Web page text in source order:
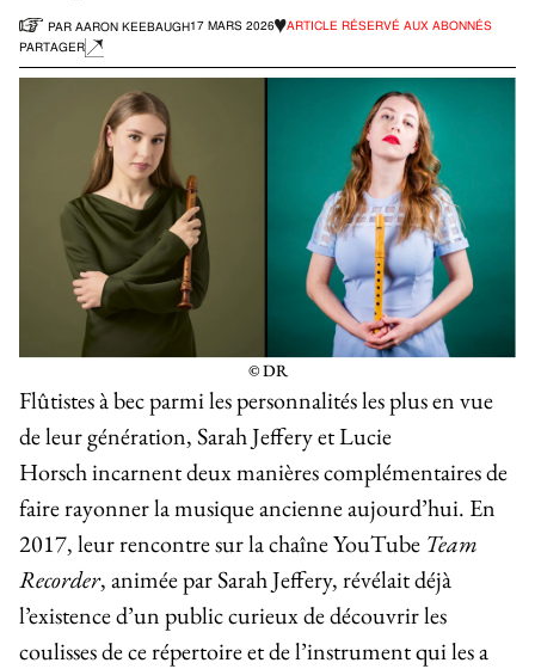
PAR AARON KEEBAUGH17 MARS 2026
ARTICLE RÉSERVÉ AUX ABONNÉS
PARTAGER
© DR
Flûtistes à bec parmi les personnalités les plus en vue
de leur génération,Sarah JefferyetLucie
Horschincarnent deux manières complémentaires de
faire rayonner la musique ancienne aujourd’hui. En
2017, leur rencontre sur la chaîne YouTube Team
Recorder, animée par Sarah Jeffery, révélait déjà
l’existence d’un public curieux de découvrir les
coulisses de ce répertoire et de l’instrument qui les a